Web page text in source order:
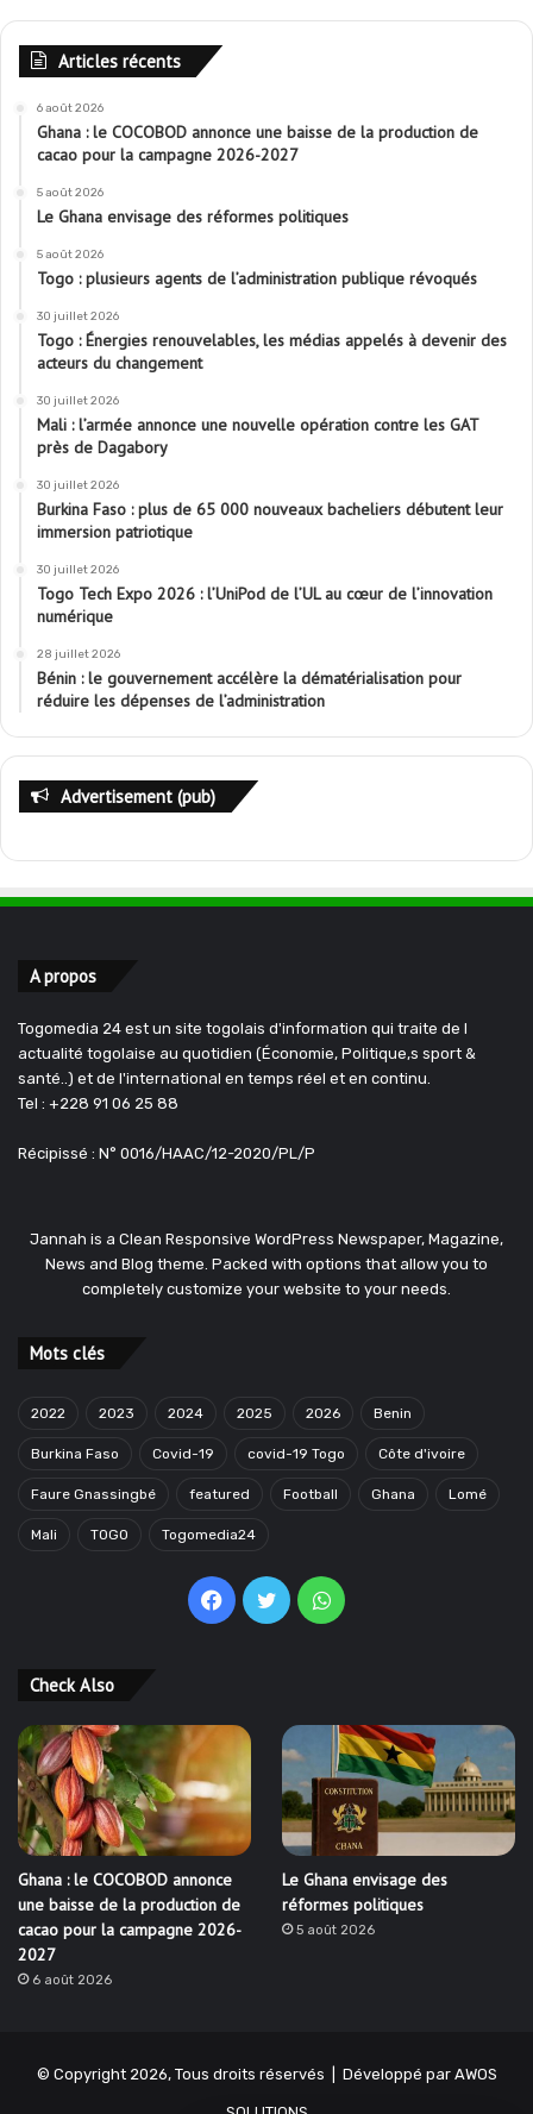
Articles récents
6 août 2026
Ghana : le COCOBOD annonce une baisse de la production de
cacao pour la campagne 2026-2027
5 août 2026
Le Ghana envisage des réformes politiques
5 août 2026
Togo : plusieurs agents de l’administration publique révoqués
30 juillet 2026
Togo : Énergies renouvelables, les médias appelés à devenir des
acteurs du changement
30 juillet 2026
Mali : l’armée annonce une nouvelle opération contre les GAT
près de Dagabory
30 juillet 2026
Burkina Faso : plus de 65 000 nouveaux bacheliers débutent leur
immersion patriotique
30 juillet 2026
Togo Tech Expo 2026 : l’UniPod de l’UL au cœur de l’innovation
numérique
28 juillet 2026
Bénin : le gouvernement accélère la dématérialisation pour
réduire les dépenses de l’administration
Advertisement (pub)
A propos
Togomedia 24 est un site togolais d'information qui traite de l
actualité togolaise au quotidien (Économie, Politique,s sport &
santé..) et de l'international en temps réel et en continu.
Tel : +228 91 06 25 88
Récipissé : N° 0016/HAAC/12-2020/PL/P
Jannah is a Clean Responsive WordPress Newspaper, Magazine,
News and Blog theme. Packed with options that allow you to
completely customize your website to your needs.
Mots clés
2022 2023 2024 2025 2026 Benin
Burkina Faso Covid-19 covid-19 Togo Côte d'ivoire
Faure Gnassingbé featured Football Ghana Lomé
Mali TOGO Togomedia24
Facebook
TwitterWhatsApp
Check Also
Ghana : le COCOBOD annonce
une baisse de la production de
cacao pour la campagne 2026-
2027
6 août 2026
Le Ghana envisage des
réformes politiques
5 août 2026
© Copyright 2026, Tous droits réservés | Développé par AWOS